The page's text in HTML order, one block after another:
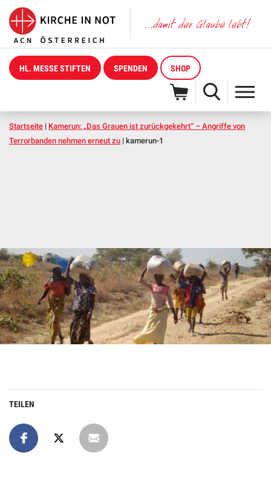
HL. MESSE STIFTEN SPENDEN SHOP
Startseite | Kamerun: „Das Grauen ist zurückgekehrt“ – Angriffe von
Terrorbanden nehmen erneut zu | kamerun-1
TEILEN